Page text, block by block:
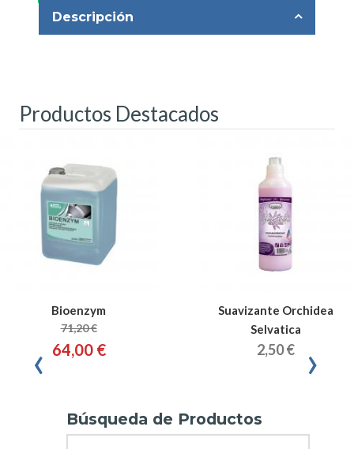
Descripción
Productos Destacados
Bioenzym
71,20 €
64,00 €
Suavizante Orchidea
Selvatica
2,50 €
‹ ›
Búsqueda de Productos